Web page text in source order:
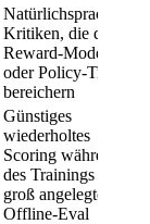
Natürlichsprachliche
Kritiken, die das
Reward-Model-
oder Policy-Training
bereichern
Günstiges
wiederholtes
Scoring während
des Trainings oder
groß angelegtes
Offline-Eval